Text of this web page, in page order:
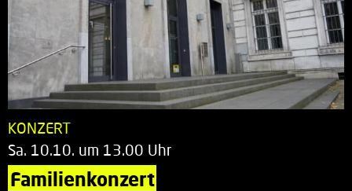
KONZERT
Sa. 10.10. um 13.00 Uhr
Familienkonzert